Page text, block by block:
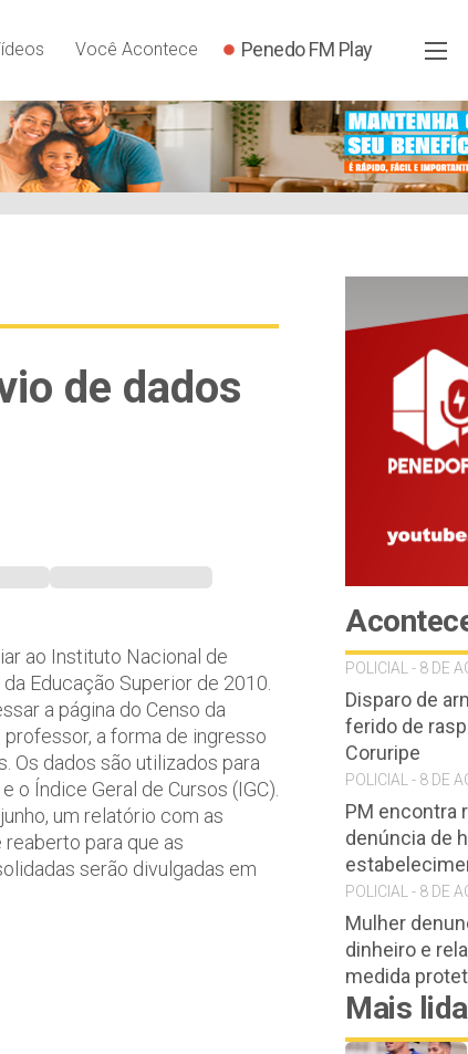
Você Acontece Penedo FM Play
de dados
ao Instituto Nacional de
Educação Superior de 2010.
a página do Censo da
a forma de ingresso
Os dados são utilizados para
Índice Geral de Cursos (IGC).
um relatório com as
para que as
serão divulgadas em
POLICIAL - 8 DE
Disparo de
ferido de
Coruripe
POLICIAL - 8 DE
PM encontra
denúncia de
POLICIAL - 8 DE
Mulher
dinheiro e
medida
Mais